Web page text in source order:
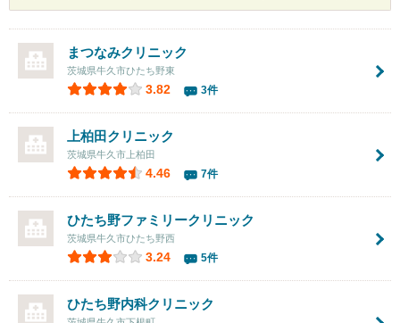
まつなみクリニック
茨城県牛久市ひたち野東
3.82 3件
上柏田クリニック
茨城県牛久市上柏田
4.46 7件
ひたち野ファミリークリニック
茨城県牛久市ひたち野西
3.24 5件
ひたち野内科クリニック